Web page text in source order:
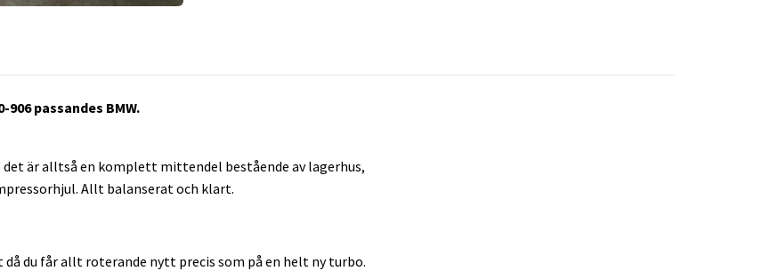
passandes BMW.
är alltså en komplett mittendel bestående av lagerhus,
Allt balanserat och klart.
du får allt roterande nytt precis som på en helt ny turbo.